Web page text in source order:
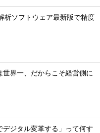
析ソフトウェア最新版で精度
世界一、だからこそ経営側に
デジタル変革する」って何す